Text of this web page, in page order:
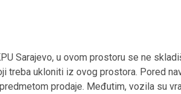
Sarajevo, u ovom prostoru se ne
treba ukloniti iz ovog prostora. Pored
prodaje. Međutim, vozila su